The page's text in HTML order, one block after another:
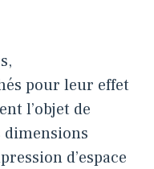
pour leur effet
l’objet de
dimensions
d’espace